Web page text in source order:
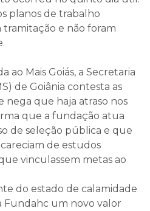
planos de trabalho
e não foram
ao Mais Goiás, a Secretaria
de Goiânia contesta as
nega que haja atraso nos
que a fundação atua
de seleção pública e que
de estudos
vinculassem metas ao
do estado de calamidade
Fundahc um novo valor